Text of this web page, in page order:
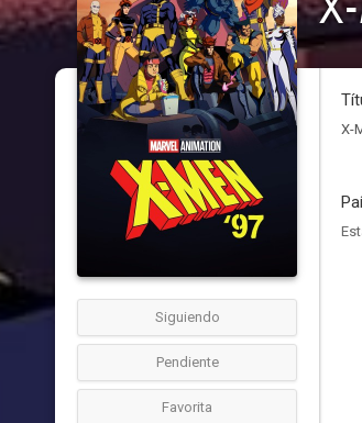
Siguiendo
Pendiente
Favorita
X-